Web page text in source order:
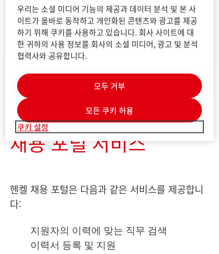
지원서 제출 방법
동영상 보기(영어)
1 of 3
채용 포털 서비스
헨켈 채용 포털은 다음과 같은 서비스를 제공합니
다:
지원자의 이력에 맞는 직무 검색
이력서 등록 및 지원
우리는 소셜 미디어 기능의 제공과 데이터 분석 및 본 사
이트가 올바로 동작하고 개인화된 콘텐츠와 광고를 제공
하기 위해 쿠키를 사용하고 있습니다. 회사 사이트에 대
한 귀하의 사용 정보를 회사의 소셜 미디어, 광고 및 분석
협력사와 공유합니다.
쿠키 설정
모두 거부
모든 쿠키 허용